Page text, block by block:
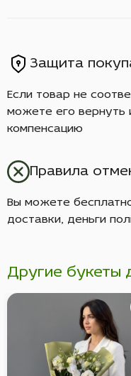
Защита
Если товар не
можете его вернуть
компенсацию
Правила
Вы можете
доставки, деньги
Другие букеты